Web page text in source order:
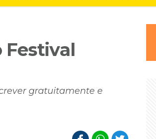
Festival
gratuitamente e